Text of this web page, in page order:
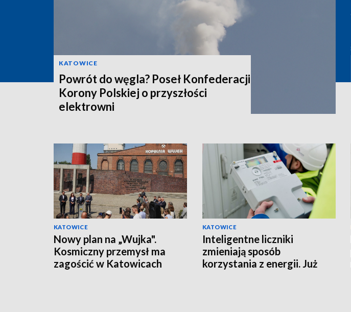
KATOWICE
Powrót do węgla? Poseł Konfederacji
Korony Polskiej o przyszłości
elektrowni
KATOWICE
Nowy plan na „Wujka".
Kosmiczny przemysł ma
zagościć w Katowicach
KATOWICE
Inteligentne liczniki
zmieniają sposób
korzystania z energii. Już